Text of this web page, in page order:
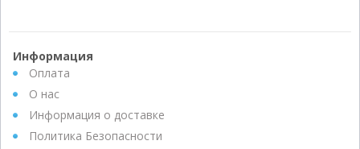
Информация
Оплата
О нас
Информация о доставке
Политика Безопасности